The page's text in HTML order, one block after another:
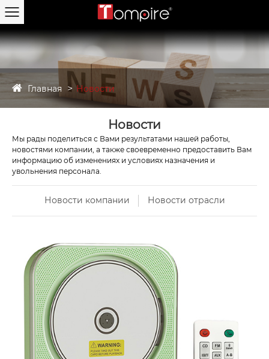
Главная Новости
Новости
Мы рады поделиться с Вами результатами нашей работы,
новостями компании, а также своевременно предоставить Вам
информацию об изменениях и условиях назначения и
увольнения персонала.
Новости компании Новости отрасли